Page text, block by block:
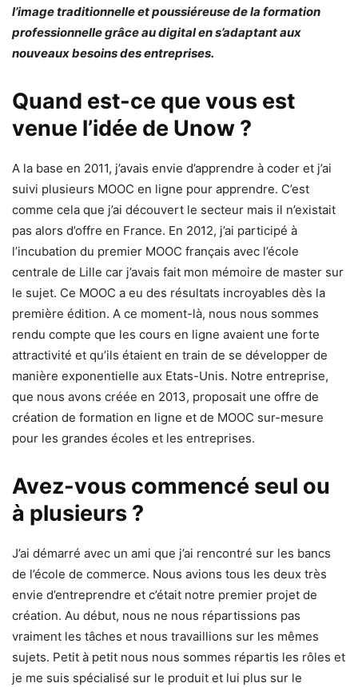
l’image traditionnelle et poussiéreuse de la formation
professionnelle grâce au digital en s’adaptant aux
nouveaux besoins des entreprises.
Quand est-ce que vous est
venue l’idée de Unow ?
A la base en 2011, j’avais envie d’apprendre à coder et j’ai
suivi plusieurs MOOC en ligne pour apprendre. C’est
comme cela que j’ai découvert le secteur mais il n’existait
pas alors d’offre en France. En 2012, j’ai participé à
l’incubation du premier MOOC français avec l’école
centrale de Lille car j’avais fait mon mémoire de master sur
le sujet. Ce MOOC a eu des résultats incroyables dès la
première édition. A ce moment-là, nous nous sommes
rendu compte que les cours en ligne avaient une forte
attractivité et qu’ils étaient en train de se développer de
manière exponentielle aux Etats-Unis. Notre entreprise,
que nous avons créée en 2013, proposait une offre de
création de formation en ligne et de MOOC sur-mesure
pour les grandes écoles et les entreprises.
Avez-vous commencé seul ou
à plusieurs ?
J’ai démarré avec un ami que j’ai rencontré sur les bancs
de l’école de commerce. Nous avions tous les deux très
envie d’entreprendre et c’était notre premier projet de
création. Au début, nous ne nous répartissions pas
vraiment les tâches et nous travaillions sur les mêmes
sujets. Petit à petit nous nous sommes répartis les rôles et
je me suis spécialisé sur le produit et lui plus sur le